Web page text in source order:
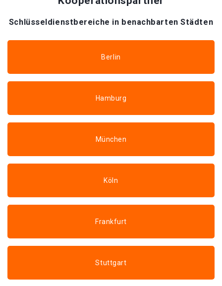
Schlüsseldienstbereiche in benachbarten Städten
Berlin
Hamburg
München
Köln
Frankfurt
Stuttgart